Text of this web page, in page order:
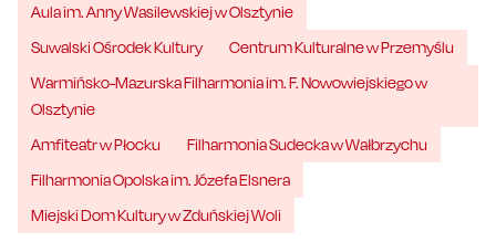
Aula im. Anny Wasilewskiej w Olsztynie
Suwalski Ośrodek Kultury
Centrum Kulturalne w Przemyślu
Warmińsko-Mazurska Filharmonia im. F. Nowowiejskiego w
Olsztynie
Amfiteatr w Płocku
Filharmonia Sudecka w Wałbrzychu
Filharmonia Opolska im. Józefa Elsnera
Miejski Dom Kultury w Zduńskiej Woli